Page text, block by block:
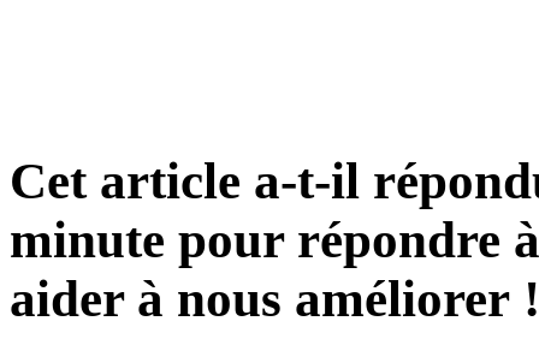
Cet article a-t-il
minute pour répondre
aider à nous améliorer !